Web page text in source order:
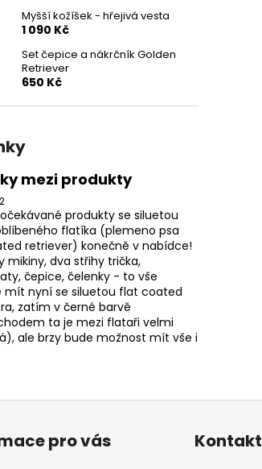
Myšší kožíšek - hřejivá vesta
1 090 Kč
Set čepice a nákrčník Golden
Retriever
650 Kč
mezi produkty
produkty se siluetou
flatíka (plemeno psa
retriever) konečně v nabídce!
mikiny, dva střihy trička,
čepice, čelenky - to vše
mít nyní se siluetou flat coated
zatím v černé barvě
ta je mezi flataři velmi
ale brzy bude možnost mít vše i
pro vás Kontakt